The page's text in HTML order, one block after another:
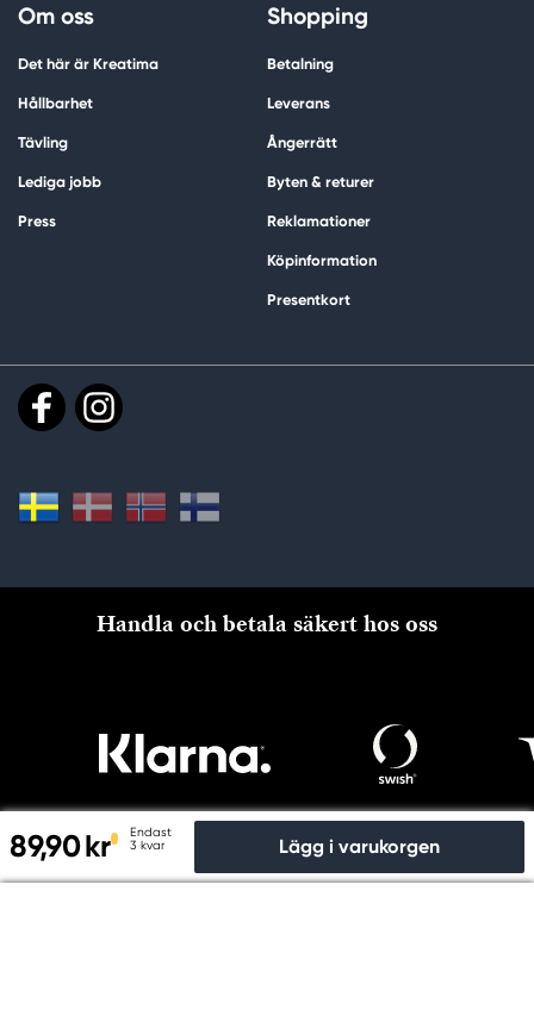
89,90 kr
Endast
3 kvar
Lägg i varukorgen
Om oss
Det här är Kreatima
Hållbarhet
Tävling
Lediga jobb
Press
Shopping
Betalning
Leverans
Ångerrätt
Byten & returer
Reklamationer
Köpinformation
Presentkort
Handla och betala säkert hos oss